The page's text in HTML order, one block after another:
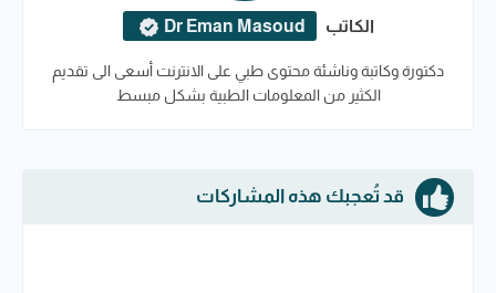
الكاتب Dr Eman Masoud
دكتورة وكاتبة وناشئة محتوى طبي على الانترنت أسعى الى تقديم
الكثير من المعلومات الطبية بشكل مبسط
قد تُعجبك هذه المشاركات